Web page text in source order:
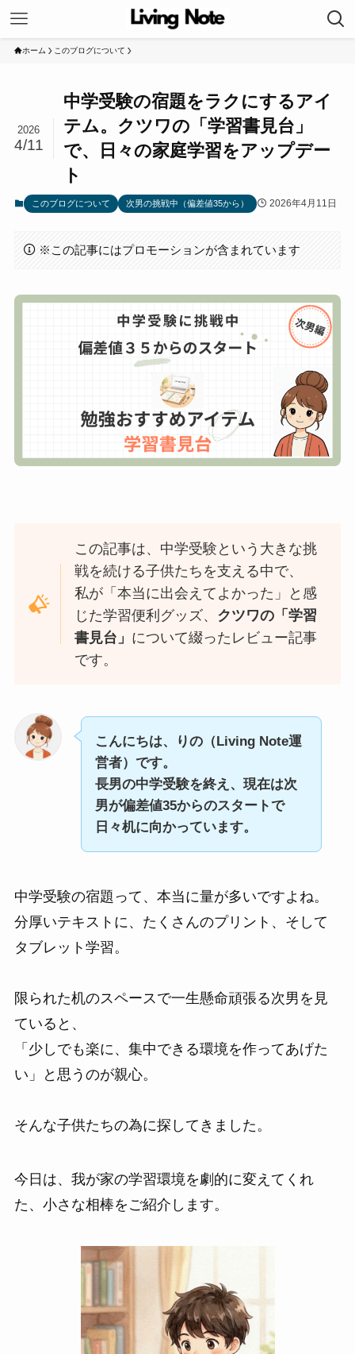
ホーム このブログについて
中学受験の宿題をラクにするアイ
テム。クツワの「学習書見台」
で、日々の家庭学習をアップデー
ト
2026
4/11
このブログについて 次男の挑戦中（偏差値35から） 2026年4月11日
※この記事にはプロモーションが含まれています
この記事は、中学受験という大きな挑
戦を続ける子供たちを支える中で、
私が「本当に出会えてよかった」と感
じた学習便利グッズ、 クツワの「学習
書見台」 について綴ったレビュー記事
です。
こんにちは、りの（Living Note運
営者）です。
長男の中学受験を終え、現在は次
男が偏差値35からのスタートで
日々机に向かっています。
中学受験の宿題って、本当に量が多いですよね。
分厚いテキストに、たくさんのプリント、そして
タブレット学習。
限られた机のスペースで一生懸命頑張る次男を見
ていると、
「少しでも楽に、集中できる環境を作ってあげた
い」と思うのが親心。
そんな子供たちの為に探してきました。
今日は、我が家の学習環境を劇的に変えてくれ
た、小さな相棒をご紹介します。